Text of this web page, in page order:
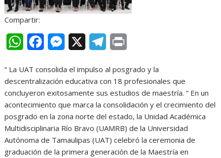
Compartir:
W
a
t
s
A
p
c
e
b
o
o
M
s
s
e
n
g
l
e
g
r
a
i
n
t
“ La UAT consolida el impulso al posgrado y la
descentralización educativa con 18 profesionales que
concluyeron exitosamente sus estudios de maestría. “ En un
acontecimiento que marca la consolidación y el crecimiento del
posgrado en la zona norte del estado, la Unidad Académica
Multidisciplinaria Río Bravo (UAMRB) de la Universidad
Autónoma de Tamaulipas (UAT) celebró la ceremonia de
graduación de la primera generación de la Maestría en